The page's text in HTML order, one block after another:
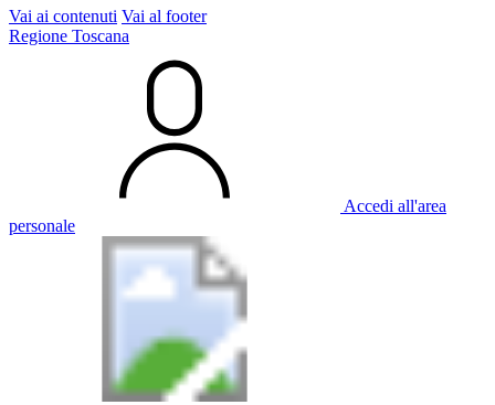
Vai ai contenuti Vai al footer
Regione Toscana
Accedi all'area
personale